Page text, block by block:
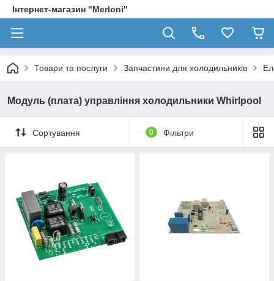
Інтернет-магазин "Merloni"
Товари та послуги Запчастини для холодильників
Модуль (плата) управління холодильники Whirlpool
Сортування 0 Фільтри